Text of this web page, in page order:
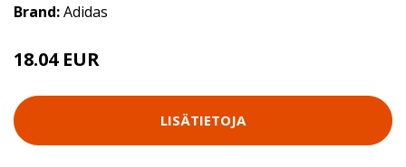
Brand:Adidas
18.04 EUR
LISÄTIETOJA